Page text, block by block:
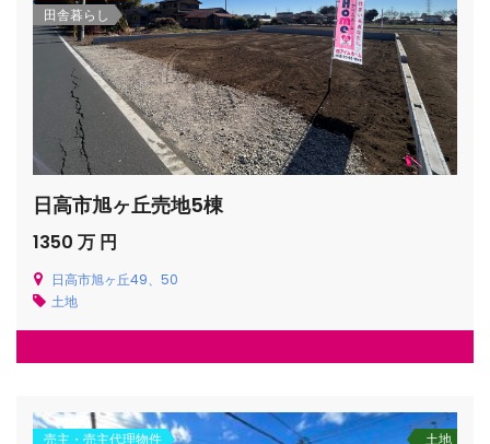
田舎暮らし
日高市旭ヶ丘売地5棟
1350 万 円
日高市旭ヶ丘49、50
土地
売主・売主代理物件
土地
top-